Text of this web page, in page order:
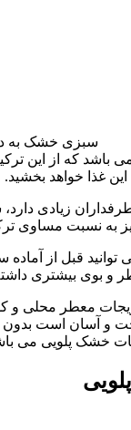
سبزی خشک به
باشد که از این
غذا خواهد بخشید.
زیادی
به نسبت
قبل از
و بوی بیشتری
معطر محلی و
و آسان است
خشک پلویی می